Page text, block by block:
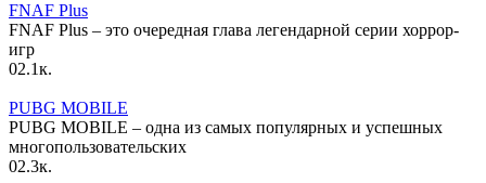
FNAF Plus
FNAF Plus – это очередная глава легендарной серии хоррор-
игр
02.1к.
PUBG MOBILE
PUBG MOBILE – одна из самых популярных и успешных
многопользовательских
02.3к.